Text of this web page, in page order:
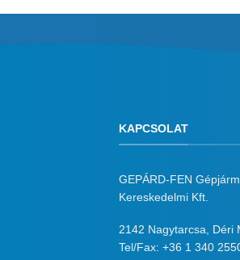
KAPCSOLAT
GEPÁRD-FEN
Kereskedelmi Kft.
2142 Nagytarcsa, Déri
Tel/Fax: +36 1 340